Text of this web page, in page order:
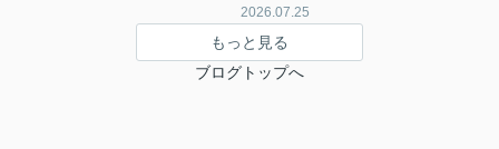
2026.07.25
もっと見る
ブログトップへ